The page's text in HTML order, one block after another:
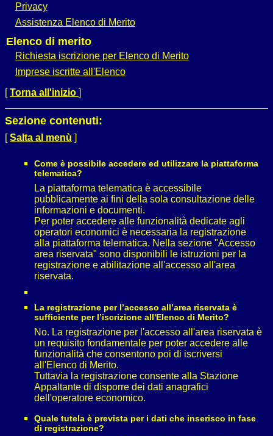
Privacy
Assistenza Elenco di Merito
Elenco di merito
Richiesta iscrizione per Elenco di Merito
Imprese iscritte all'Elenco
[Torna all'inizio ]
Sezione contenuti:
[Salta al menù ]
Come è possibile accedere ed utilizzare la piattaforma
telematica?
La piattaforma telematica è accessibile
pubblicamente ai fini della sola consultazione delle
informazioni e documenti.
Per poter accedere alle funzionalità dedicate agli
operatori economici è necessaria la registrazione
alla piattaforma telematica. Nella sezione "Accesso
area riservata" sono disponibili le istruzioni per la
registrazione e abilitazione all'accesso all'area
riservata.
La registrazione per l’accesso all’area riservata è
sufficiente per l’iscrizione all'Elenco di Merito?
No. La registrazione per l'accesso all'area riservata è
un requisito fondamentale per poter accedere alle
funzionalità che consentono poi di iscriversi
all'Elenco di Merito.
Tuttavia la registrazione consente alla Stazione
Appaltante di disporre dei dati anagrafici
dell'operatore economico.
Quale tutela è prevista per i dati che inserisco in fase
di registrazione?